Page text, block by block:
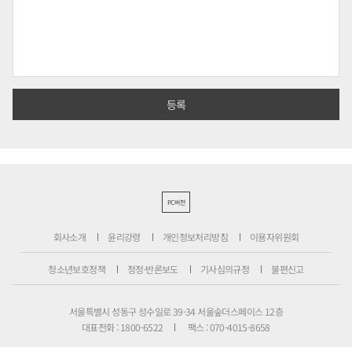
PC버전
회사소개 윤리강령 개인정보처리방침 이용자위원회
청소년보호정책 정정·반론보도 기사심의규정 불편신고
서울특별시 성동구 성수일로 39-34 서울숲더스페이스 12층
대표전화 : 1800-6522
팩스 : 070-4015-8658